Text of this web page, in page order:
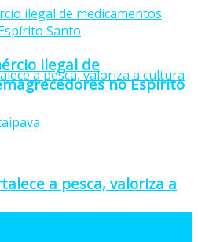
a pesca, valoriza a
Itaipava
ilegal de
no Espírito